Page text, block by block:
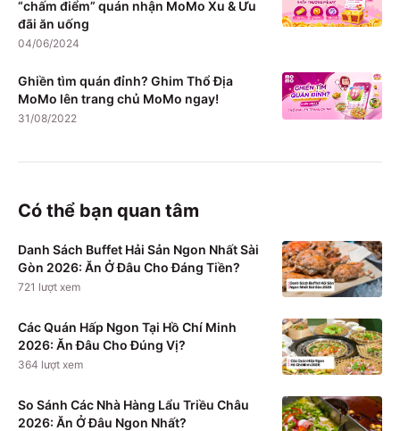
“chấm điểm” quán nhận MoMo Xu & Ưu
đãi ăn uống
04/06/2024
Ghiền tìm quán đỉnh? Ghim Thổ Địa
MoMo lên trang chủ MoMo ngay!
31/08/2022
Có thể bạn quan tâm
Danh Sách Buffet Hải Sản Ngon Nhất Sài
Gòn 2026: Ăn Ở Đâu Cho Đáng Tiền?
721 lượt xem
Các Quán Hấp Ngon Tại Hồ Chí Minh
2026: Ăn Đâu Cho Đúng Vị?
364 lượt xem
So Sánh Các Nhà Hàng Lẩu Triều Châu
2026: Ăn Ở Đâu Ngon Nhất?